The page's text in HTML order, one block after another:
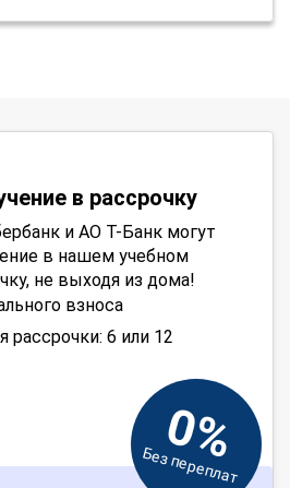
в рассрочку
и АО Т-Банк могут
в нашем учебном
не выходя из дома!
взноса
рассрочки: 6 или 12
0%
Без переплат